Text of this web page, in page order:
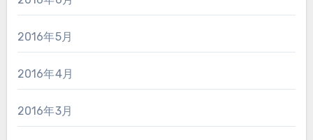
2016年5月
2016年4月
2016年3月